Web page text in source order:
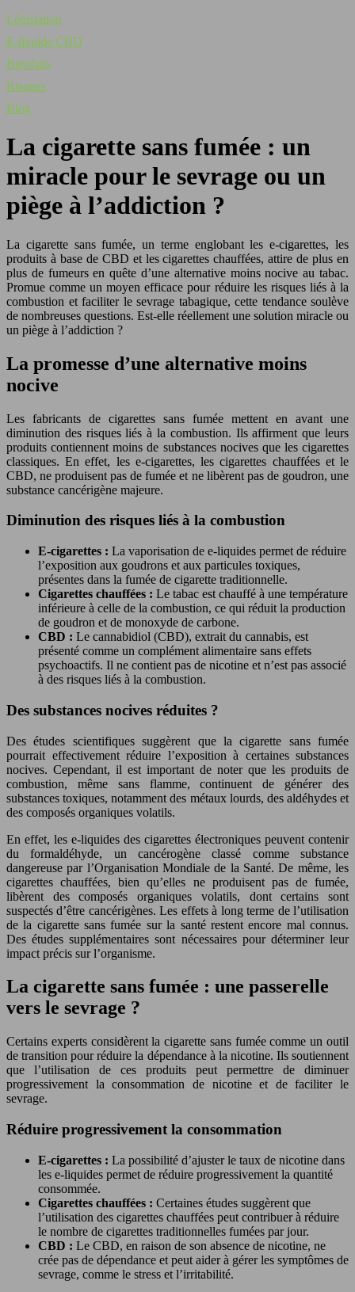
Législation
E-liquide CBD
Bienfaits
Risques
Blog
La cigarette sans fumée : un
miracle pour le sevrage ou un
piège à l’addiction ?
La cigarette sans fumée, un terme englobant les e-cigarettes, les
produits à base de CBD et les cigarettes chauffées, attire de plus en
plus de fumeurs en quête d’une alternative moins nocive au tabac.
Promue comme un moyen efficace pour réduire les risques liés à la
combustion et faciliter le sevrage tabagique, cette tendance soulève
de nombreuses questions. Est-elle réellement une solution miracle ou
un piège à l’addiction ?
La promesse d’une alternative moins
nocive
Les fabricants de cigarettes sans fumée mettent en avant une
diminution des risques liés à la combustion. Ils affirment que leurs
produits contiennent moins de substances nocives que les cigarettes
classiques. En effet, les e-cigarettes, les cigarettes chauffées et le
CBD, ne produisent pas de fumée et ne libèrent pas de goudron, une
substance cancérigène majeure.
Diminution des risques liés à la combustion
E-cigarettes : La vaporisation de e-liquides permet de réduire
l’exposition aux goudrons et aux particules toxiques,
présentes dans la fumée de cigarette traditionnelle.
Cigarettes chauffées : Le tabac est chauffé à une température
inférieure à celle de la combustion, ce qui réduit la production
de goudron et de monoxyde de carbone.
CBD : Le cannabidiol (CBD), extrait du cannabis, est
présenté comme un complément alimentaire sans effets
psychoactifs. Il ne contient pas de nicotine et n’est pas associé
à des risques liés à la combustion.
Des substances nocives réduites ?
Des études scientifiques suggèrent que la cigarette sans fumée
pourrait effectivement réduire l’exposition à certaines substances
nocives. Cependant, il est important de noter que les produits de
combustion, même sans flamme, continuent de générer des
substances toxiques, notamment des métaux lourds, des aldéhydes et
des composés organiques volatils.
En effet, les e-liquides des cigarettes électroniques peuvent contenir
du formaldéhyde, un cancérogène classé comme substance
dangereuse par l’Organisation Mondiale de la Santé. De même, les
cigarettes chauffées, bien qu’elles ne produisent pas de fumée,
libèrent des composés organiques volatils, dont certains sont
suspectés d’être cancérigènes. Les effets à long terme de l’utilisation
de la cigarette sans fumée sur la santé restent encore mal connus.
Des études supplémentaires sont nécessaires pour déterminer leur
impact précis sur l’organisme.
La cigarette sans fumée : une passerelle
vers le sevrage ?
Certains experts considèrent la cigarette sans fumée comme un outil
de transition pour réduire la dépendance à la nicotine. Ils soutiennent
que l’utilisation de ces produits peut permettre de diminuer
progressivement la consommation de nicotine et de faciliter le
sevrage.
Réduire progressivement la consommation
E-cigarettes : La possibilité d’ajuster le taux de nicotine dans
les e-liquides permet de réduire progressivement la quantité
consommée.
Cigarettes chauffées : Certaines études suggèrent que
l’utilisation des cigarettes chauffées peut contribuer à réduire
le nombre de cigarettes traditionnelles fumées par jour.
CBD : Le CBD, en raison de son absence de nicotine, ne
crée pas de dépendance et peut aider à gérer les symptômes de
sevrage, comme le stress et l’irritabilité.